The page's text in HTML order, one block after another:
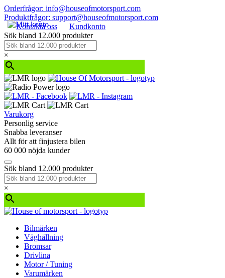
Orderfrågor: info@houseofmotorsport.com
Produktfrågor: support@houseofmotorsport.com
Kontakta oss
Kundkonto
Sök bland 12.000 produkter
×
Varukorg
Personlig service
Snabba leveranser
Allt för att finjustera bilen
60 000 nöjda kunder
Sök bland 12.000 produkter
×
Bilmärken
Väghållning
Bromsar
Drivlina
Motor / Tuning
Varumärken